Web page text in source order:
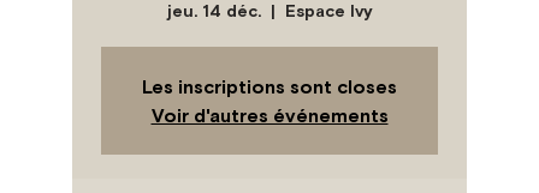
jeu. 14 déc.
  |
Espace Ivy
Les inscriptions sont closes
Voir d'autres événements